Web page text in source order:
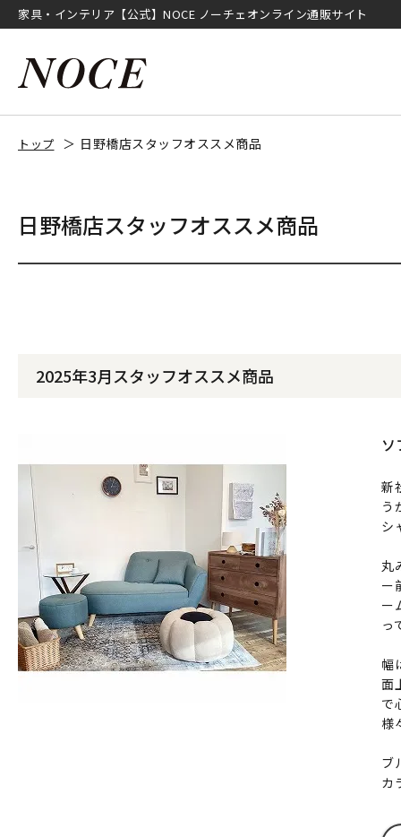
家具・インテリア【公式】NOCE ノーチェオンライン通販サイト
トップ 日野橋店スタッフオススメ商品
日野橋店スタッフオススメ商品
2025年3月スタッフオススメ商品
新
う
シ
丸
ー
ー
っ
幅
面
で
様
ブ
カ